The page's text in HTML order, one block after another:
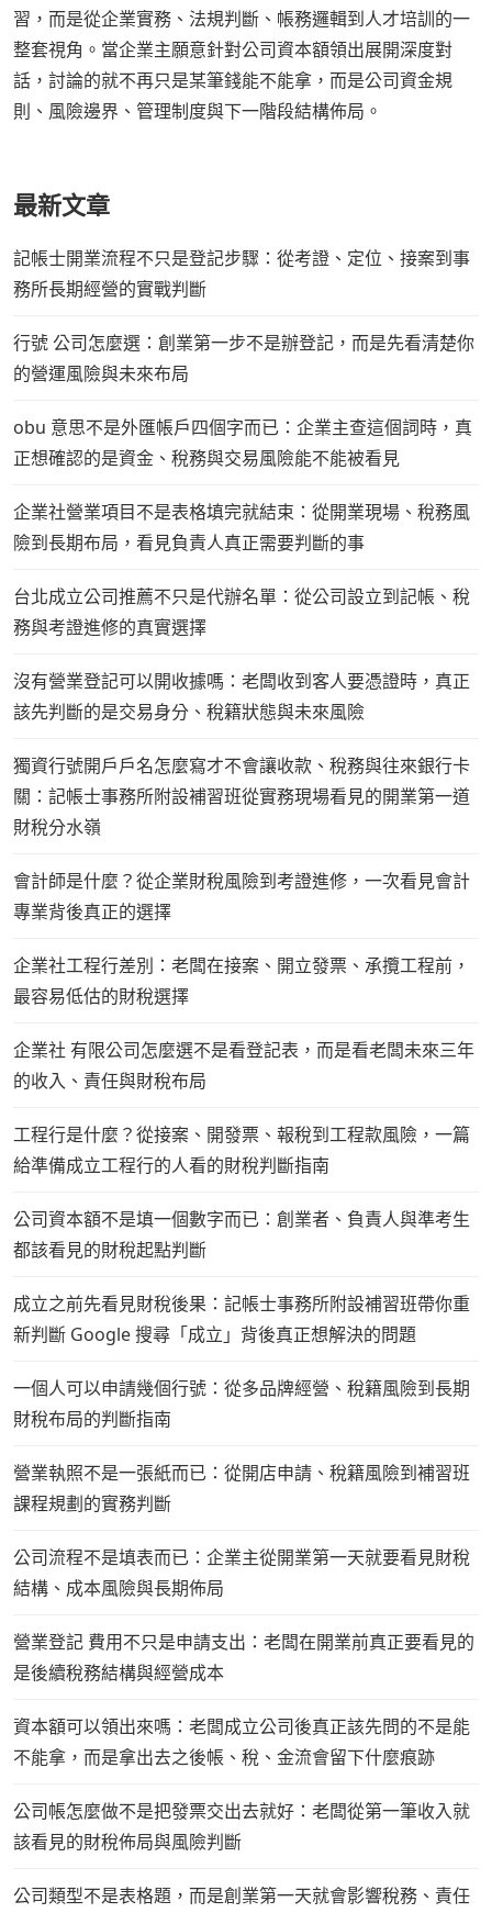
習，而是從企業實務、法規判斷、帳務邏輯到人才培訓的一
整套視角。當企業主願意針對公司資本額領出展開深度對
話，討論的就不再只是某筆錢能不能拿，而是公司資金規
則、風險邊界、管理制度與下一階段結構佈局。
最新文章
記帳士開業流程不只是登記步驟：從考證、定位、接案到事
務所長期經營的實戰判斷
行號 公司怎麼選：創業第一步不是辦登記，而是先看清楚你
的營運風險與未來布局
obu 意思不是外匯帳戶四個字而已：企業主查這個詞時，真
正想確認的是資金、稅務與交易風險能不能被看見
企業社營業項目不是表格填完就結束：從開業現場、稅務風
險到長期布局，看見負責人真正需要判斷的事
台北成立公司推薦不只是代辦名單：從公司設立到記帳、稅
務與考證進修的真實選擇
沒有營業登記可以開收據嗎：老闆收到客人要憑證時，真正
該先判斷的是交易身分、稅籍狀態與未來風險
獨資行號開戶戶名怎麼寫才不會讓收款、稅務與往來銀行卡
關：記帳士事務所附設補習班從實務現場看見的開業第一道
財稅分水嶺
會計師是什麼？從企業財稅風險到考證進修，一次看見會計
專業背後真正的選擇
企業社工程行差別：老闆在接案、開立發票、承攬工程前，
最容易低估的財稅選擇
企業社 有限公司怎麼選不是看登記表，而是看老闆未來三年
的收入、責任與財稅布局
工程行是什麼？從接案、開發票、報稅到工程款風險，一篇
給準備成立工程行的人看的財稅判斷指南
公司資本額不是填一個數字而已：創業者、負責人與準考生
都該看見的財稅起點判斷
成立之前先看見財稅後果：記帳士事務所附設補習班帶你重
新判斷 Google 搜尋「成立」背後真正想解決的問題
一個人可以申請幾個行號：從多品牌經營、稅籍風險到長期
財稅布局的判斷指南
營業執照不是一張紙而已：從開店申請、稅籍風險到補習班
課程規劃的實務判斷
公司流程不是填表而已：企業主從開業第一天就要看見財稅
結構、成本風險與長期佈局
營業登記 費用不只是申請支出：老闆在開業前真正要看見的
是後續稅務結構與經營成本
資本額可以領出來嗎：老闆成立公司後真正該先問的不是能
不能拿，而是拿出去之後帳、稅、金流會留下什麼痕跡
公司帳怎麼做不是把發票交出去就好：老闆從第一筆收入就
該看見的財稅佈局與風險判斷
公司類型不是表格題，而是創業第一天就會影響稅務、責任